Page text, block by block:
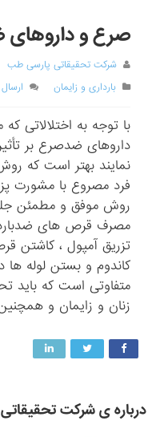
صرع و داروهای
شرکت تحقیقاتی پارسی طب
بارداری و زایمان
با توجه به
داروهای ضدصرع بر
نمایند بهتر است که
فرد مصروع با مشورت
روش موفق و مطمئن
تزریق آمپول ، کاشتن
کاندوم و بستن لوله ها
متفاوتی است که
زنان و زایمان و
درباره ی شرکت